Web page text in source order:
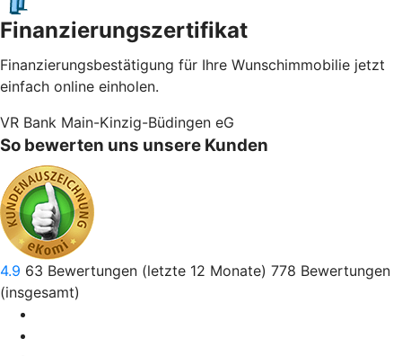
Finanzierungszertifikat
Finanzierungsbestätigung für Ihre Wunschimmobilie jetzt
einfach online einholen.
VR Bank Main-Kinzig-Büdingen eG
So bewerten uns unsere Kunden
4.9 63 Bewertungen (letzte 12 Monate) 778 Bewertungen
(insgesamt)